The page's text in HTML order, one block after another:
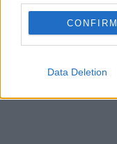
CONFIRM
Data Deletion